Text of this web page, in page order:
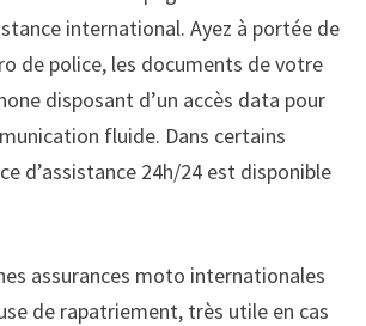
international. Ayez à portée de
de police, les documents de votre
disposant d’un accès data pour
fluide. Dans certains
d’assistance 24h/24 est disponible
assurances moto internationales
de rapatriement, très utile en cas